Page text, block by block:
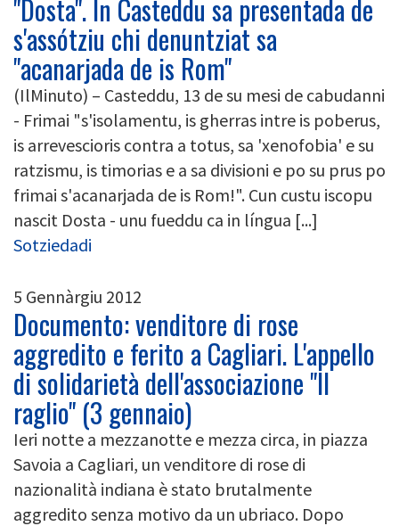
"Dosta". In Casteddu sa presentada de
s'assótziu chi denuntziat sa
"acanarjada de is Rom"
(IlMinuto) – Casteddu, 13 de su mesi de cabudanni
- Frimai "s'isolamentu, is gherras intre is poberus,
is arrevescioris contra a totus, sa 'xenofobia' e su
ratzismu, is timorias e a sa divisioni e po su prus po
frimai s'acanarjada de is Rom!". Cun custu iscopu
nascit Dosta - unu fueddu ca in língua [...]
Sotziedadi
5 Gennàrgiu 2012
Documento: venditore di rose
aggredito e ferito a Cagliari. L'appello
di solidarietà dell'associazione "Il
raglio" (3 gennaio)
Ieri notte a mezzanotte e mezza circa, in piazza
Savoia a Cagliari, un venditore di rose di
nazionalità indiana è stato brutalmente
aggredito senza motivo da un ubriaco. Dopo